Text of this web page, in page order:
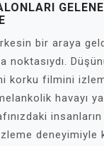
bir araya
noktasıydı.
korku filmini
havayı
deneyimiyle